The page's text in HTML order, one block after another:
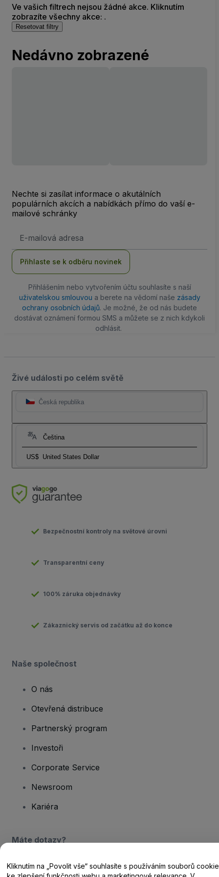
Ve vašich filtrech nejsou žádné akce. Kliknutím
zobrazíte všechny akce: .
Resetovat filtry
Nedávno zobrazené
Nechte si zasílat informace o akutálních
populárních akcích a nabídkách přímo do vaší e-
mailové schránky
adresa
Přihlaste se k odběru novinek
Přihlášením nebo vytvořením účtu souhlasíte s naší
uživatelskou smlouvou a berete na vědomí naše zásady
ochrany osobních údajů. Je možné, že od nás budete
dostávat oznámení formou SMS a můžete se z nich kdykoli
odhlásit.
Živé události po celém světě
Česká republika
Čeština
US$ United States Dollar
Bezpečnostní kontroly na světové úrovni
Transparentní ceny
100% záruka objednávky
Zákaznický servis od začátku až do konce
Naše společnost
O nás
Otevřená distribuce
Partnerský program
Investoři
Corporate Service
Newsroom
Kariéra
Máte dotazy?
Centrum nápovědy / Kontakt
Kliknutím na „Povolit vše“ souhlasíte s používáním souborů cookie